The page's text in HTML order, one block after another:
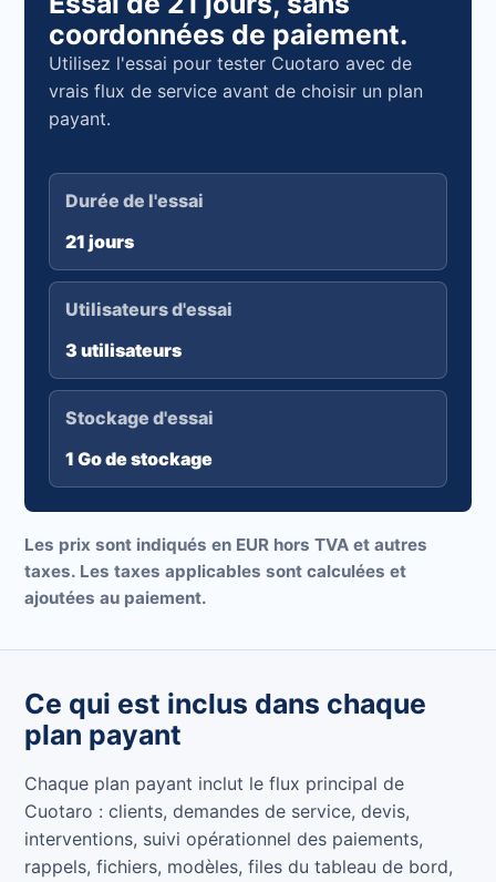
coordonnées de paiement.
Utilisez l'essai pour tester Cuotaro avec de
vrais flux de service avant de choisir un plan
payant.
Durée de l'essai
21 jours
Utilisateurs d'essai
3 utilisateurs
Stockage d'essai
1 Go de stockage
Les prix sont indiqués en EUR hors TVA et autres
taxes. Les taxes applicables sont calculées et
ajoutées au paiement.
Ce qui est inclus dans chaque
plan payant
Chaque plan payant inclut le flux principal de
Cuotaro : clients, demandes de service, devis,
interventions, suivi opérationnel des paiements,
rappels, fichiers, modèles, files du tableau de bord,